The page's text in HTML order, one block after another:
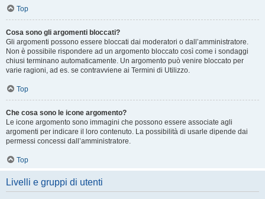
Top
Cosa sono gli argomenti bloccati?
Gli argomenti possono essere bloccati dai moderatori o dall’amministratore.
Non è possibile rispondere ad un argomento bloccato così come i sondaggi
chiusi terminano automaticamente. Un argomento può venire bloccato per
varie ragioni, ad es. se contravviene ai Termini di Utilizzo.
Top
Che cosa sono le icone argomento?
Le icone argomento sono immagini che possono essere associate agli
argomenti per indicare il loro contenuto. La possibilità di usarle dipende dai
permessi concessi dall’amministratore.
Top
Livelli e gruppi di utenti